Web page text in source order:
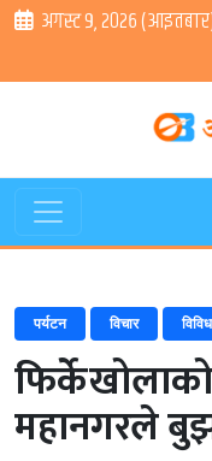
अगस्ट ९, २०२६
पर्यटन विचार विविध
फिर्केखोलाको
महानगरले